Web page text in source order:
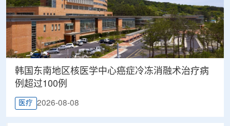
韩国东南地区核医学中心癌症冷冻消融术治疗病
例超过100例
医疗 2026-08-08